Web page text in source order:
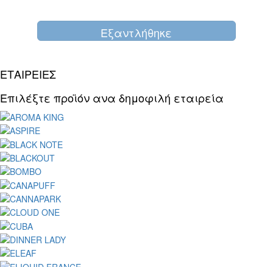
Eξαντλήθηκε
ΕΤΑΙΡΕΙΕΣ
Επιλέξτε προϊόν ανα δημοφιλή εταιρεία